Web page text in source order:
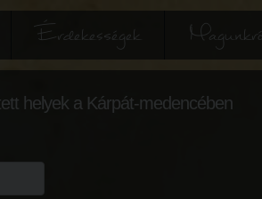
Érdekességek
helyek a Kárpát-medencében